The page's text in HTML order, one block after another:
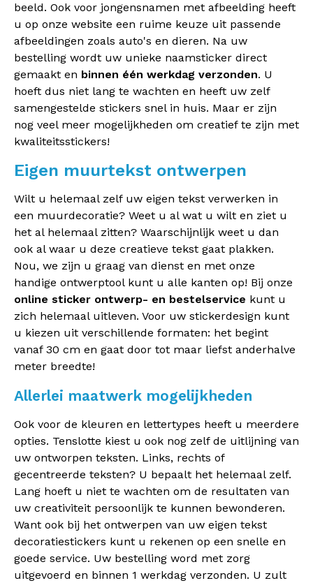
beeld. Ook voor jongensnamen met afbeelding heeft
u op onze website een ruime keuze uit passende
afbeeldingen zoals auto's en dieren. Na uw
bestelling wordt uw unieke naamsticker direct
gemaakt en binnen één werkdag verzonden. U
hoeft dus niet lang te wachten en heeft uw zelf
samengestelde stickers snel in huis. Maar er zijn
nog veel meer mogelijkheden om creatief te zijn met
kwaliteitsstickers!
Eigen muurtekst ontwerpen
Wilt u helemaal zelf uw eigen tekst verwerken in
een muurdecoratie? Weet u al wat u wilt en ziet u
het al helemaal zitten? Waarschijnlijk weet u dan
ook al waar u deze creatieve tekst gaat plakken.
Nou, we zijn u graag van dienst en met onze
handige ontwerptool kunt u alle kanten op! Bij onze
online sticker ontwerp- en bestelservice kunt u
zich helemaal uitleven. Voor uw stickerdesign kunt
u kiezen uit verschillende formaten: het begint
vanaf 30 cm en gaat door tot maar liefst anderhalve
meter breedte!
Allerlei maatwerk mogelijkheden
Ook voor de kleuren en lettertypes heeft u meerdere
opties. Tenslotte kiest u ook nog zelf de uitlijning van
uw ontworpen teksten. Links, rechts of
gecentreerde teksten? U bepaalt het helemaal zelf.
Lang hoeft u niet te wachten om de resultaten van
uw creativiteit persoonlijk te kunnen bewonderen.
Want ook bij het ontwerpen van uw eigen tekst
decoratiestickers kunt u rekenen op een snelle en
goede service. Uw bestelling word met zorg
uitgevoerd en binnen 1 werkdag verzonden. U zult